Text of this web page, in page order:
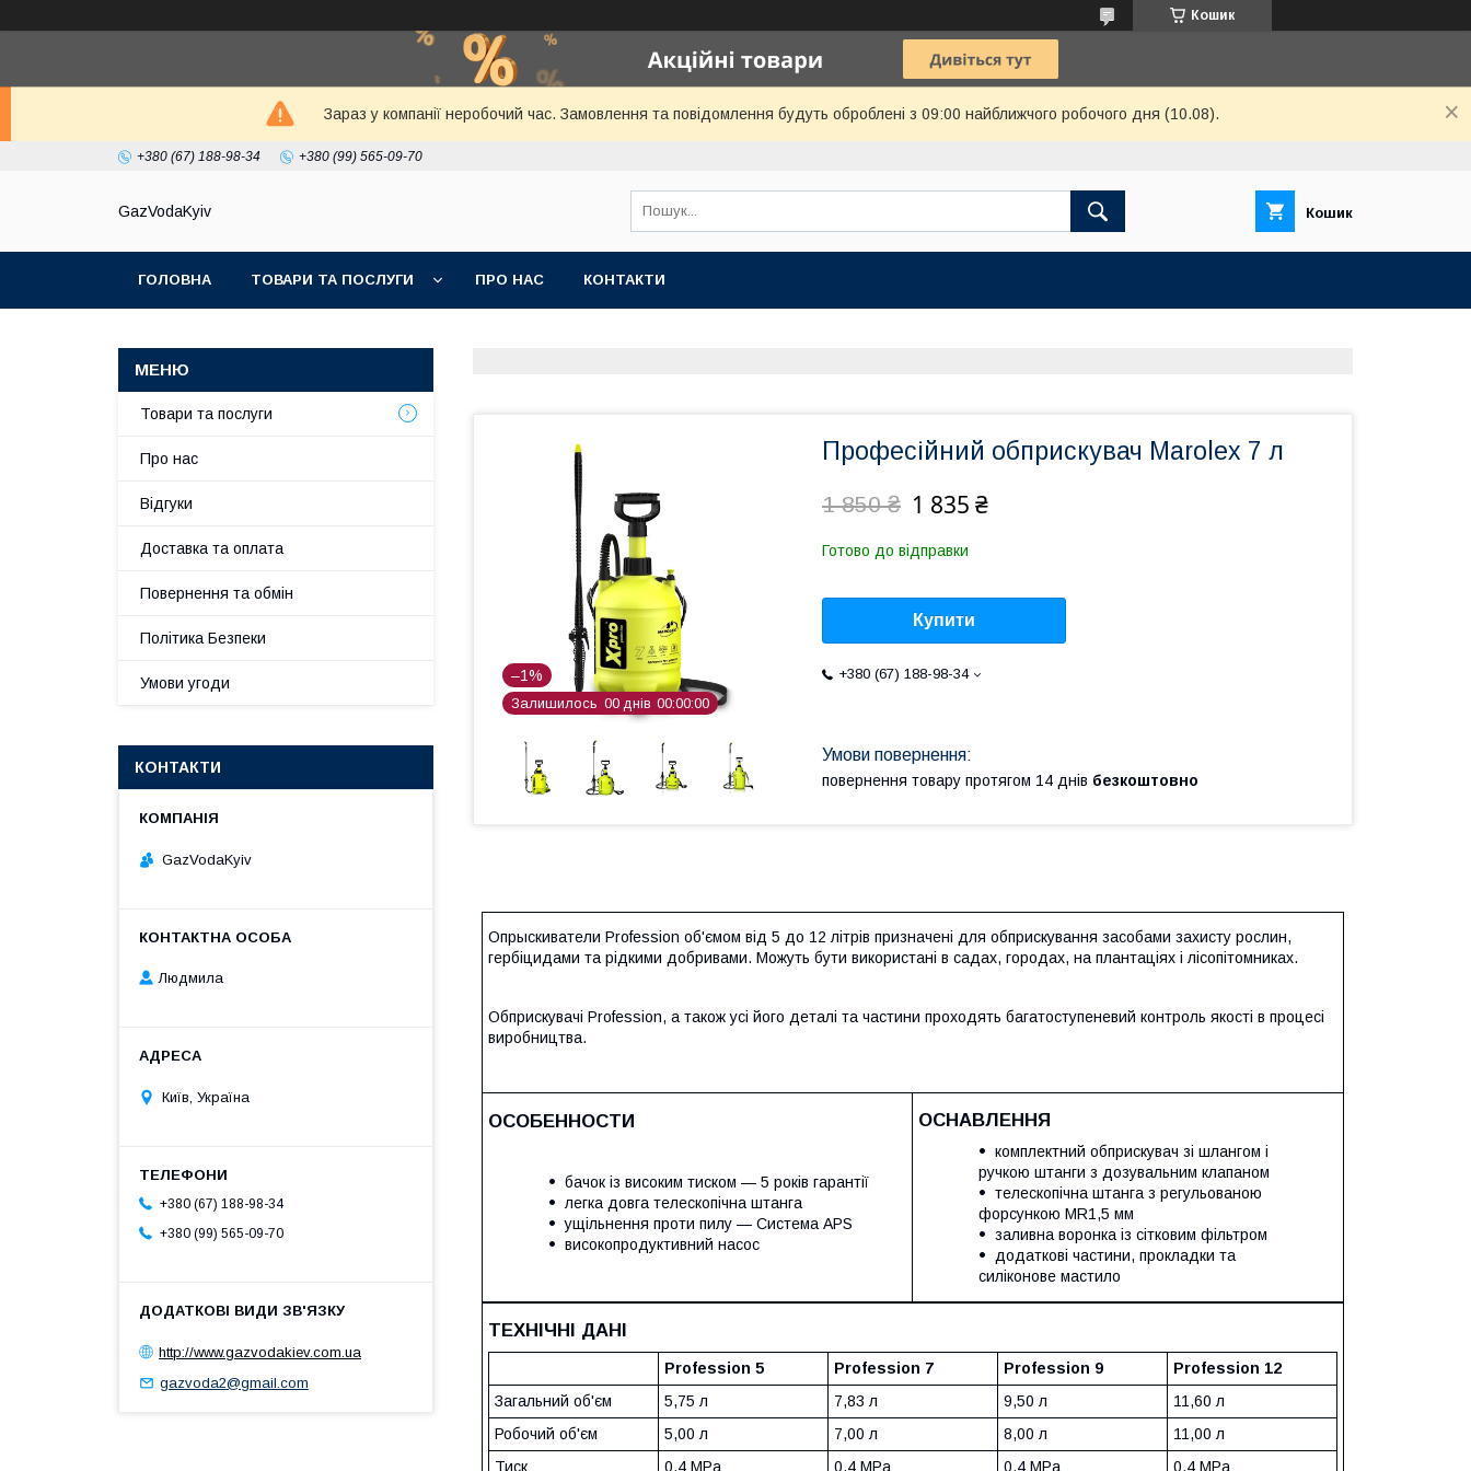
Кошик
Зараз у компанії неробочий час. Замовлення та повідомлення будуть оброблені з 09:00 найближчого робочого дня (10.08).
+380 (67) 188-98-34 +380 (99) 565-09-70
GazVodaKyiv Кошик
ГОЛОВНА ТОВАРИ ТА ПОСЛУГИ ПРО НАС КОНТАКТИ
–1%
Залишилось 00 днів 00 00 00
Професійний обприскувач Marolex 7 л
1 850 ₴ 1 835 ₴
Готово до відправки
Купити
+380 (67) 188-98-34
повернення товару протягом 14 днів безкоштовно
Опрыскиватели Profession об'ємом від 5 до 12 літрів призначені для обприскування засобами захисту рослин,
гербіцидами та рідкими добривами. Можуть бути використані в садах, городах, на плантаціях і лісопітомниках.
Обприскувачі Profession, а також усі його деталі та частини проходять багатоступеневий контроль якості в процесі
виробництва.
ОСОБЕННОСТИ
бачок із високим тиском — 5 років гарантії
легка довга телескопічна штанга
ущільнення проти пилу — Система APS
високопродуктивний насос
ОСНАВЛЕННЯ
комплектний обприскувач зі шлангом і
ручкою штанги з дозувальним клапаном
телескопічна штанга з регульованою
форсункою МR1,5 мм
заливна воронка із сітковим фільтром
додаткові частини, прокладки та
силіконове мастило
ТЕХНІЧНІ ДАНІ
Profession 5 Profession 7 Profession 9
Profession 12
Загальний об'єм
5,75 л 7,83 л 9,50 л
11,60 л
Робочий об'єм
5,00 л 7,00 л 8,00 л
11,00 л
Тиск
0,4 MPa 0,4 MPa 0,4 MPa
0,4 MPa
Товари та послуги
Про нас
Відгуки
Доставка та оплата
Повернення та обмін
Політика Безпеки
Умови угоди
КОНТАКТИ
GazVodaKyiv
Людмила
Київ, Україна
+380 (67) 188-98-34
+380 (99) 565-09-70
http://www.gazvodakiev.com.ua
gazvoda2@gmail.com